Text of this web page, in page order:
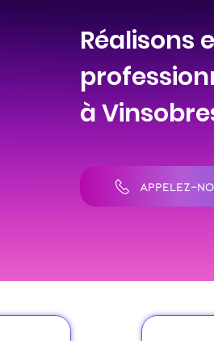
Réalisons
à
APPELEZ-